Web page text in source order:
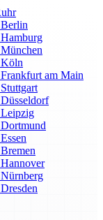
am Main